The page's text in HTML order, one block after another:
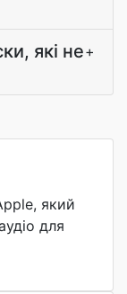
які не+
який
для